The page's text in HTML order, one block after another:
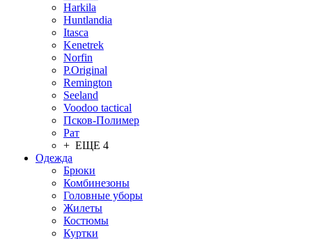
Harkila
Huntlandia
Itasca
Kenetrek
Norfin
P.Original
Remington
Seeland
Voodoo tactical
Псков-Полимер
Рат
+ ЕЩЕ 4
Одежда
Брюки
Комбинезоны
Головные уборы
Жилеты
Костюмы
Куртки